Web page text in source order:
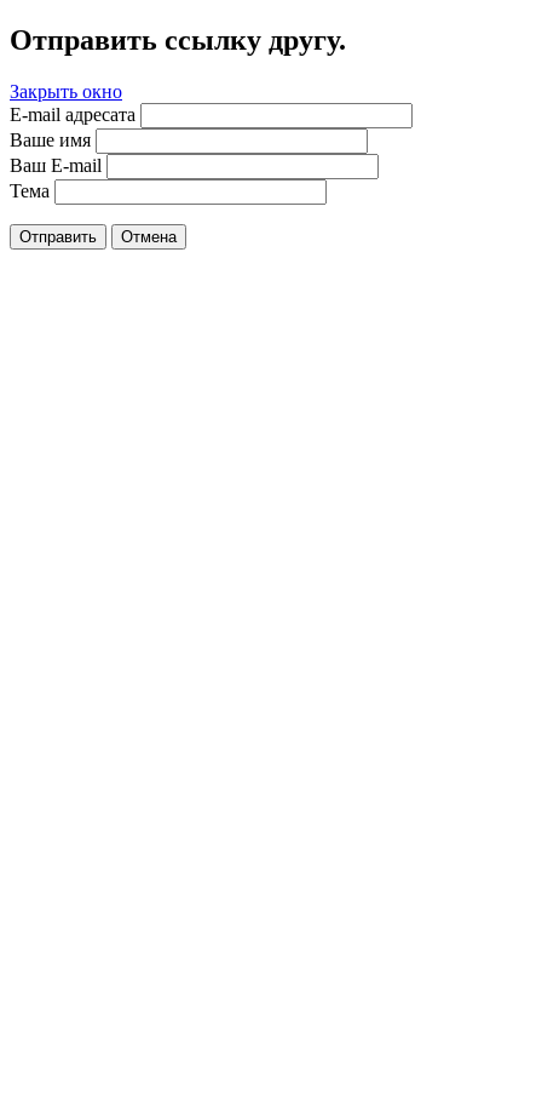
Отправить ссылку другу.
Закрыть окно
E-mail адресата
Ваше имя
Ваш E-mail
Тема
Отправить Отмена